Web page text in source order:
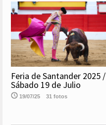
Feria de Santander 2025 /
Sábado 19 de Julio
19/07/25 31 fotos